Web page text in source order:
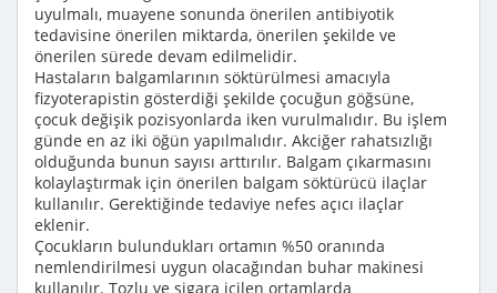
uyulmalı, muayene sonunda önerilen antibiyotik
tedavisine önerilen miktarda, önerilen şekilde ve
önerilen sürede devam edilmelidir.
Hastaların balgamlarının söktürülmesi amacıyla
fizyoterapistin gösterdiği şekilde çocuğun göğsüne,
çocuk değişik pozisyonlarda iken vurulmalıdır. Bu işlem
günde en az iki öğün yapılmalıdır. Akciğer rahatsızlığı
olduğunda bunun sayısı arttırılır. Balgam çıkarmasını
kolaylaştırmak için önerilen balgam söktürücü ilaçlar
kullanılır. Gerektiğinde tedaviye nefes açıcı ilaçlar
eklenir.
Çocukların bulundukları ortamın %50 oranında
nemlendirilmesi uygun olacağından buhar makinesi
kullanılır. Tozlu ve sigara içilen ortamlarda